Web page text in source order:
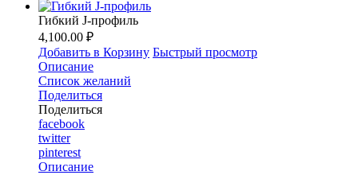
Гибкий J-профиль
4,100.00 ₽
Добавить в Корзину Быстрый просмотр
Описание
Список желаний
Поделиться
Поделиться
facebook
twitter
pinterest
Описание